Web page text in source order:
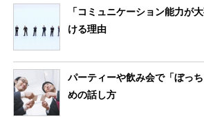
「コミュニケーション能力が
ける理由
パーティーや飲み会で「ぼっ
めの話し方